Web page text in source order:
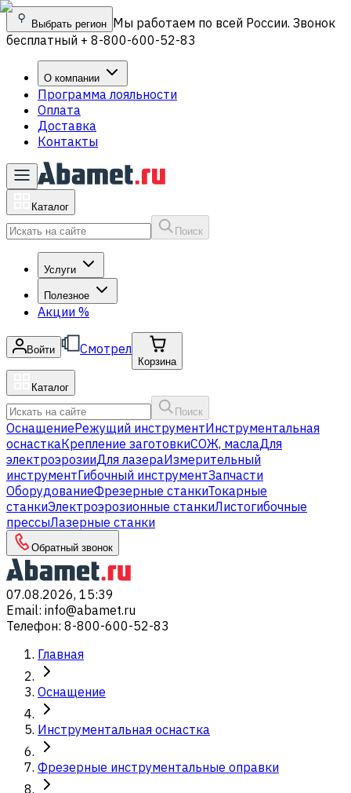
Выбрать регион Мы работаем по всей России. Звонок
бесплатный + 8-800-600-52-83
О компании
Программа лояльности
Оплата
Доставка
Контакты
Каталог
Поиск
Услуги
Полезное
Акции %
Войти Смотрел
Корзина
Каталог
Поиск
ОснащениеРежущий инструментИнструментальная
оснасткаКрепление заготовкиСОЖ, маслаДля
электроэрозииДля лазераИзмерительный
инструментГибочный инструментЗапчасти
ОборудованиеФрезерные станкиТокарные
станкиЭлектроэрозионные станкиЛистогибочные
прессыЛазерные станки
Обратный звонок
07.08.2026, 15:39
Email: info@abamet.ru
Телефон: 8-800-600-52-83
Главная
Оснащение
Инструментальная оснастка
Фрезерные инструментальные оправки